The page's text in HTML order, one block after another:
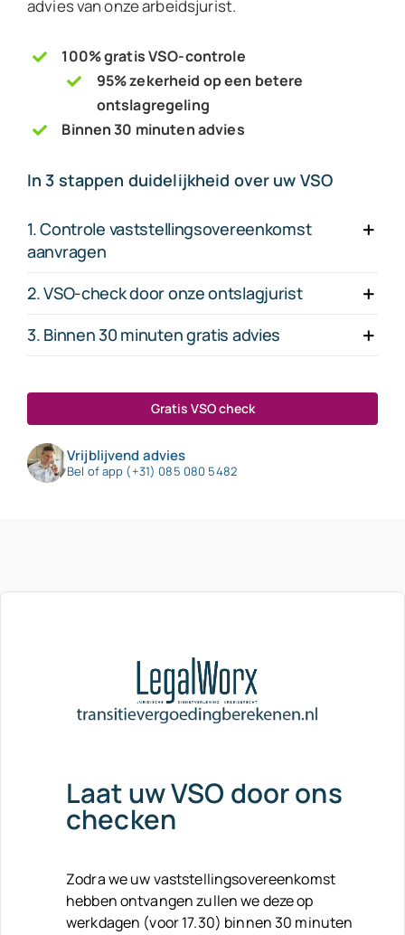
advies van onze arbeidsjurist.
100% gratis VSO-controle
95% zekerheid op een betere
ontslagregeling
Binnen 30 minuten advies
In 3 stappen duidelijkheid over uw VSO
1. Controle vaststellingsovereenkomst
aanvragen
2. VSO-check door onze ontslagjurist
3. Binnen 30 minuten gratis advies
Gratis VSO check
Vrijblijvend advies
Bel of app (+31) 085 080 5482
Laat uw VSO door ons
checken
Zodra we uw vaststellingsovereenkomst
hebben ontvangen zullen we deze op
werkdagen (voor 17.30) binnen 30 minuten